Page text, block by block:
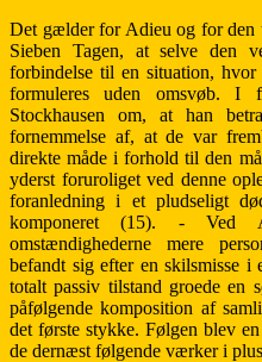
Det gælder for Adieu og for den
Sieben Tagen, at selve den
forbindelse til en situation,
formuleres uden omsvøb. I
Stockhausen om, at han
fornemmelse af, at de var
direkte måde i forhold til den
yderst foruroliget ved denne
foranledning i et pludseligt
komponeret (15). - Ved
omstændighederne mere
befandt sig efter en skilsmisse
totalt passiv tilstand groede en
påfølgende komposition af
det første stykke. Følgen blev
de dernæst følgende værker i